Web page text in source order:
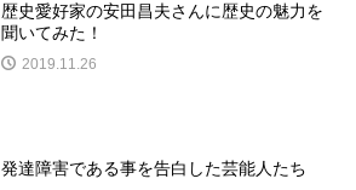
歴史愛好家の安田昌夫さんに歴史の魅力を
聞いてみた！
2019.11.26
発達障害である事を告白した芸能人たち